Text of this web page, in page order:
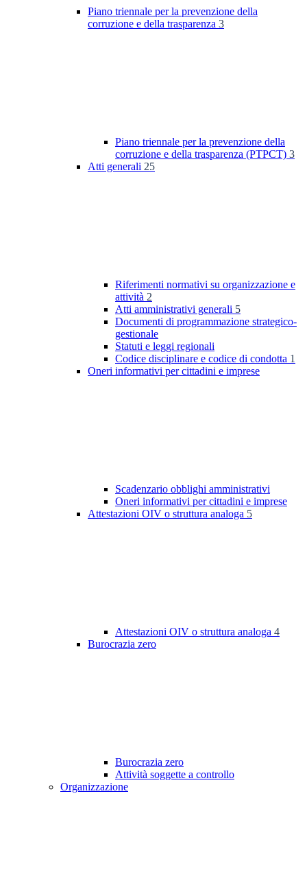
Piano triennale per la prevenzione della
corruzione e della trasparenza 3
Piano triennale per la prevenzione della
corruzione e della trasparenza (PTPCT) 3
Atti generali 25
Riferimenti normativi su organizzazione e
attività 2
Atti amministrativi generali 5
Documenti di programmazione strategico-
gestionale
Statuti e leggi regionali
Codice disciplinare e codice di condotta 1
Oneri informativi per cittadini e imprese
Scadenzario obblighi amministrativi
Oneri informativi per cittadini e imprese
Attestazioni OIV o struttura analoga 5
Attestazioni OIV o struttura analoga 4
Burocrazia zero
Burocrazia zero
Attività soggette a controllo
Organizzazione